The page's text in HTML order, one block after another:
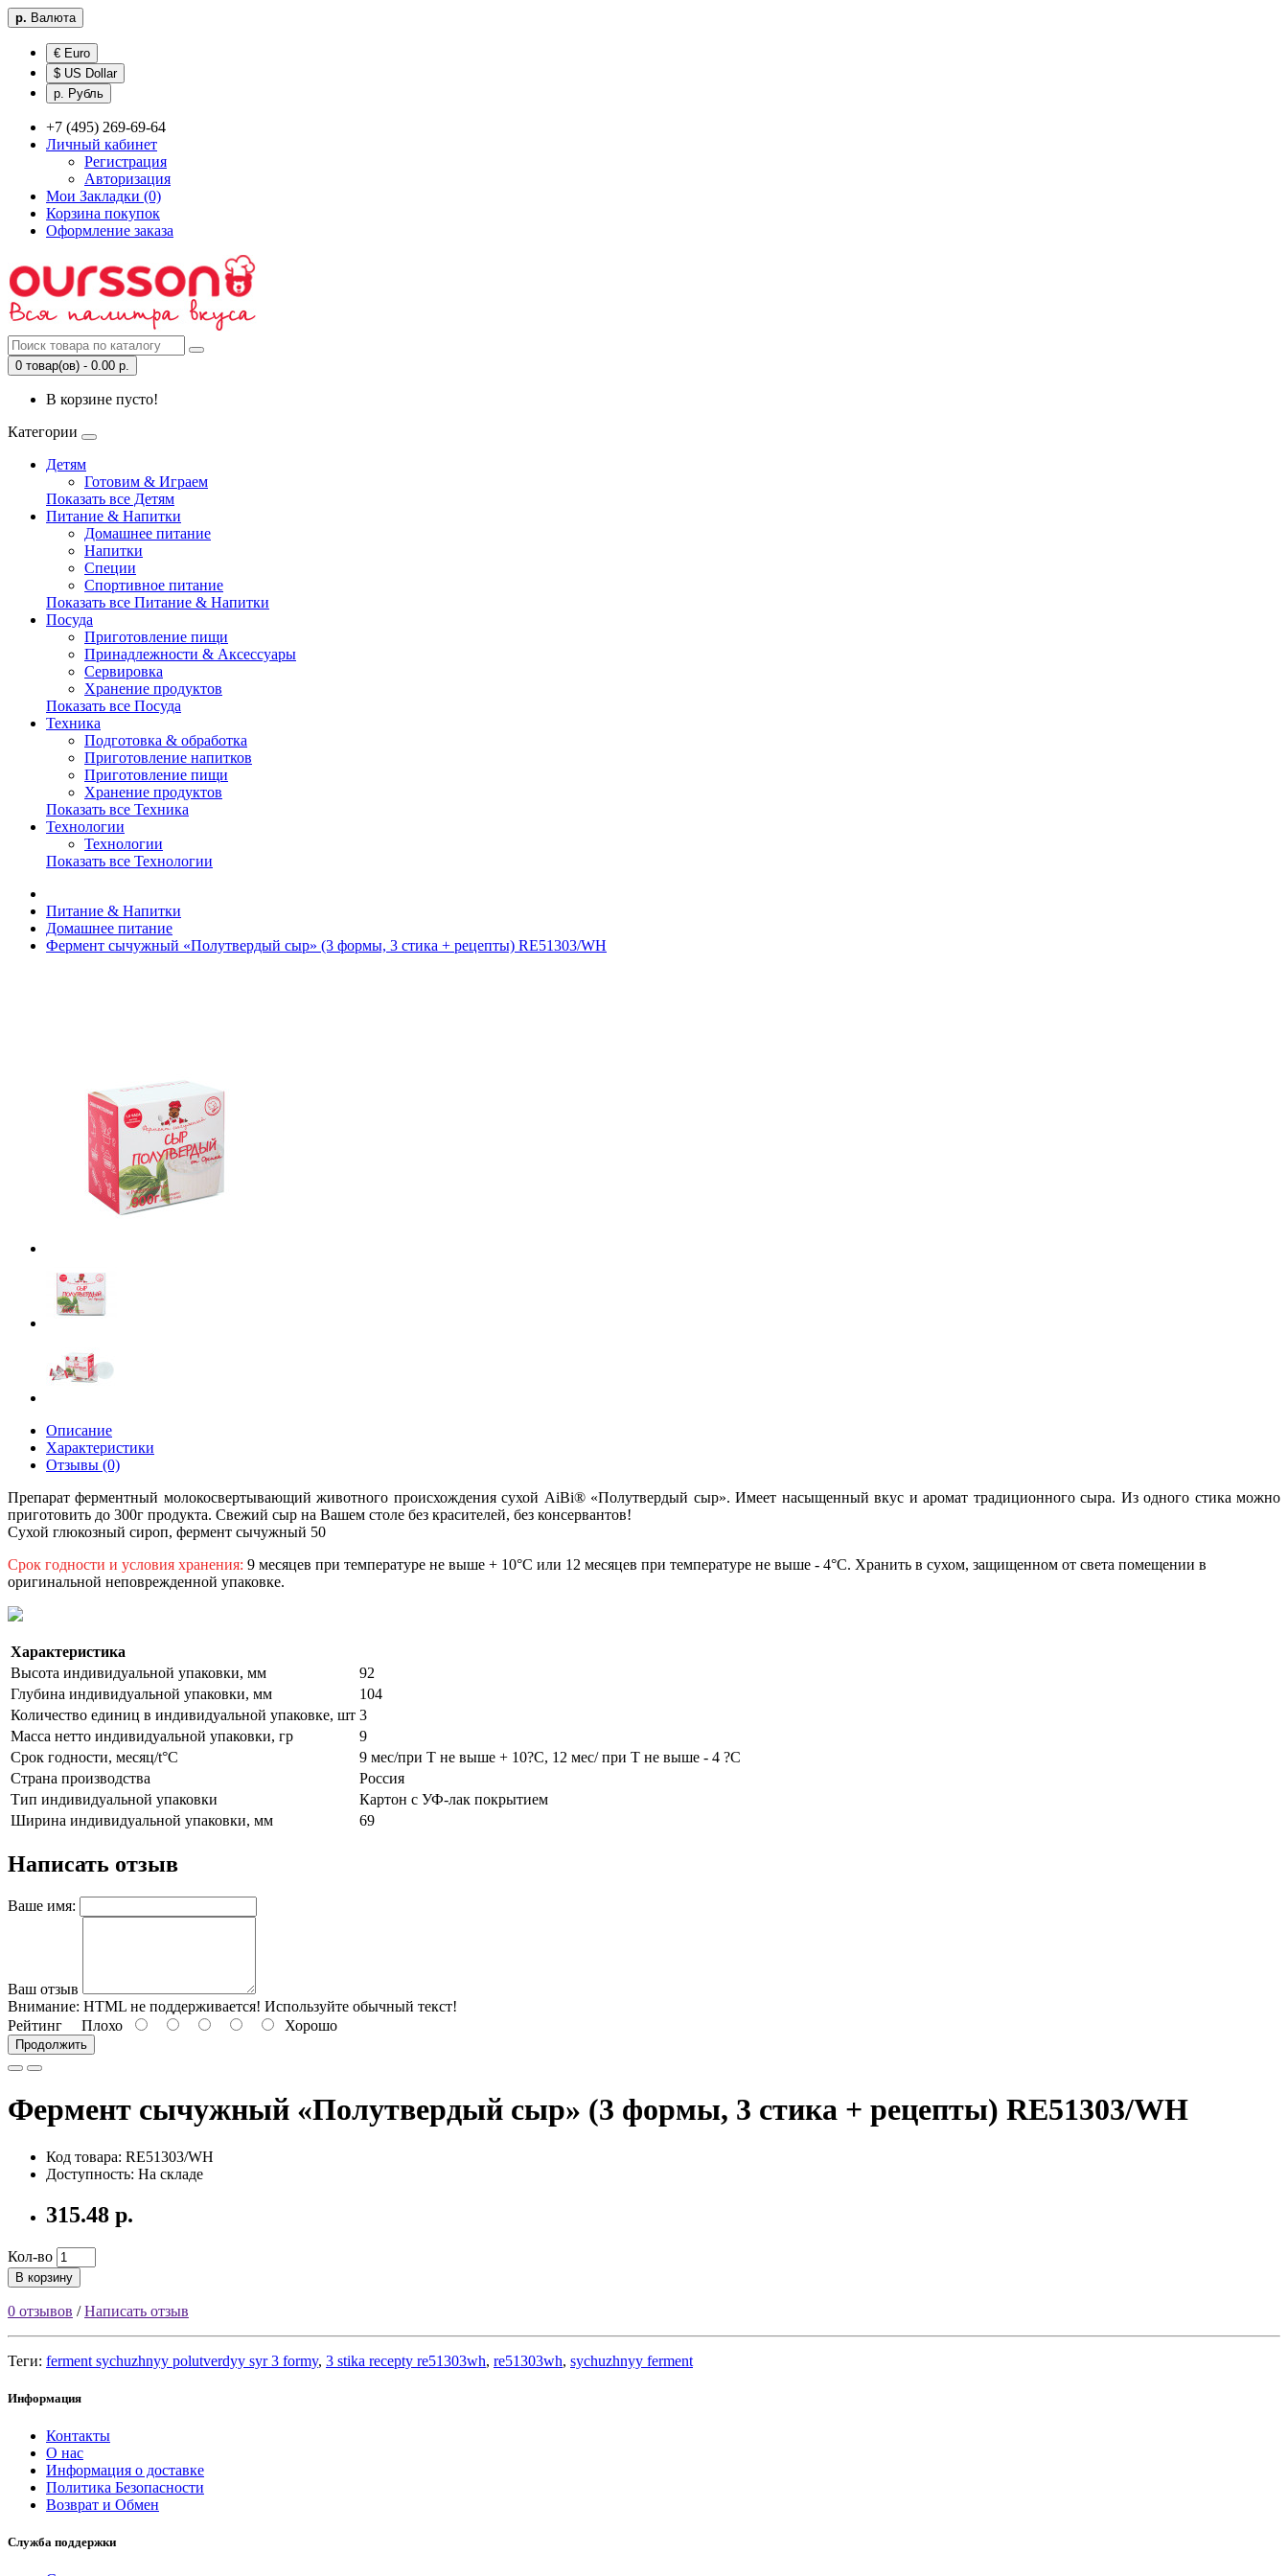
р. Валюта
€ Euro
$ US Dollar
р. Рубль
+7 (495) 269-69-64
Личный кабинет
Регистрация
Авторизация
Мои Закладки (0)
Корзина покупок
Оформление заказа
0 товар(ов) - 0.00 р.
В корзине пусто!
Категории
Детям
Готовим & Играем
Показать все Детям
Питание & Напитки
Домашнее питание
Напитки
Специи
Спортивное питание
Показать все Питание & Напитки
Посуда
Приготовление пищи
Принадлежности & Аксессуары
Сервировка
Хранение продуктов
Показать все Посуда
Техника
Подготовка & обработка
Приготовление напитков
Приготовление пищи
Хранение продуктов
Показать все Техника
Технологии
Технологии
Показать все Технологии
Питание & Напитки
Домашнее питание
Фермент сычужный «Полутвердый сыр» (3 формы, 3 стика + рецепты) RE51303/WH
Описание
Характеристики
Отзывы (0)
Препарат ферментный молокосвертывающий животного происхождения сухой AiBi® «Полутвердый сыр». Имеет насыщенный вкус и аромат традиционного сыра. Из одного стика можно
приготовить до 300г продукта. Свежий сыр на Вашем столе без красителей, без консервантов!
Сухой глюкозный сироп, фермент сычужный 50
Срок годности и условия хранения: 9 месяцев при температуре не выше + 10°С или 12 месяцев при температуре не выше - 4°С. Хранить в сухом, защищенном от света помещении в
оригинальной неповрежденной упаковке.
Характеристика
Высота индивидуальной упаковки, мм
92
Глубина индивидуальной упаковки, мм
104
Количество единиц в индивидуальной упаковке, шт 3
Масса нетто индивидуальной упаковки, гр
9
Срок годности, месяц/t°С
9 мес/при Т не выше + 10?С, 12 мес/ при Т не выше - 4 ?С
Страна производства
Россия
Тип индивидуальной упаковки
Картон с УФ-лак покрытием
Ширина индивидуальной упаковки, мм
69
Написать отзыв
Ваше имя:
Ваш отзыв
Внимание: HTML не поддерживается! Используйте обычный текст!
Рейтинг Плохо Хорошо
Продолжить
Фермент сычужный «Полутвердый сыр» (3 формы, 3 стика + рецепты) RE51303/WH
Код товара: RE51303/WH
Доступность: На складе
315.48 р.
Кол-во
В корзину
0 отзывов /Написать отзыв
Теги: ferment sychuzhnyy polutverdyy syr 3 formy, 3 stika recepty re51303wh, re51303wh, sychuzhnyy ferment
Информация
Контакты
О нас
Информация о доставке
Политика Безопасности
Возврат и Обмен
Служба поддержки